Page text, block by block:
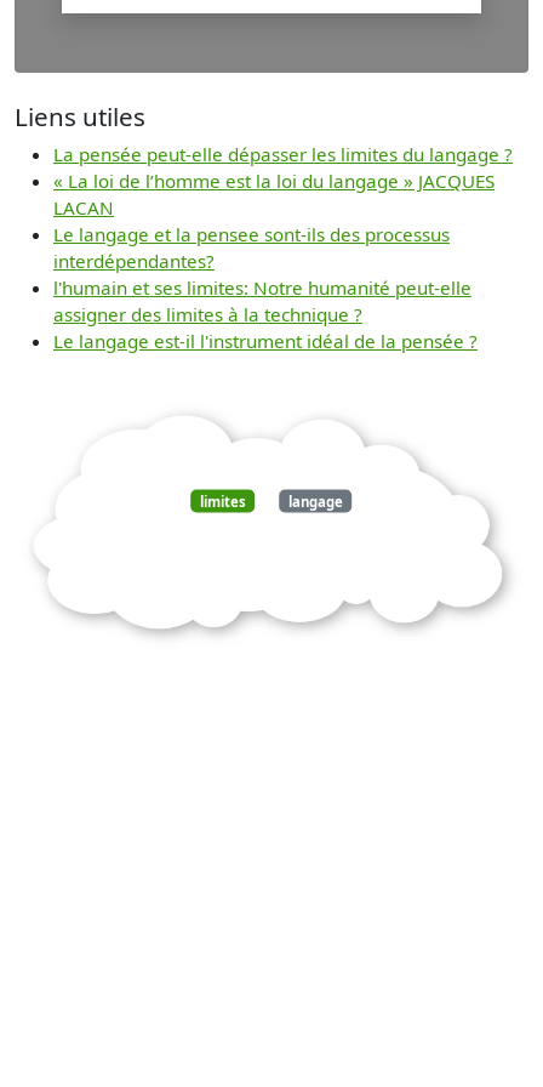
Liens utiles
La pensée peut-elle dépasser les limites du langage ?
« La loi de l’homme est la loi du langage » JACQUES
LACAN
Le langage et la pensee sont-ils des processus
interdépendantes?
l'humain et ses limites: Notre humanité peut-elle
assigner des limites à la technique ?
Le langage est-il l'instrument idéal de la pensée ?
limites langage